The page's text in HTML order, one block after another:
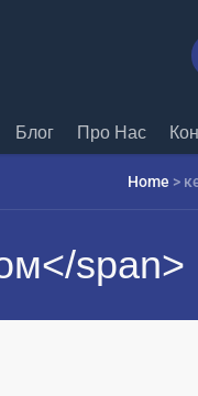
Блог Про Нас
Home >
span>